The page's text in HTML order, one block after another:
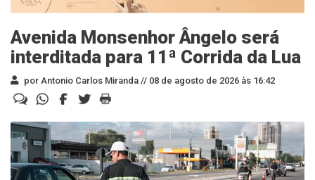
Avenida Monsenhor Ângelo será
interditada para 11ª Corrida da Lua
por Antonio Carlos Miranda // 08 de agosto de 2026 às 16:42